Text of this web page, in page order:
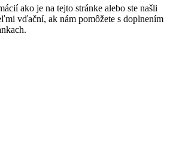
ako je na tejto stránke alebo ste našli
vďační, ak nám pomôžete s doplnením